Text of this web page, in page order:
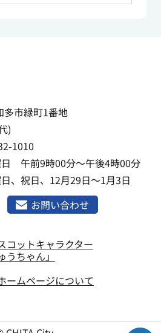
市緑町1番地
)
1010
午前9時00分～午後4時00分
、祝日、12月29日～1月3日
お問い合わせ
コットキャラクター
うちゃん」
ームページについて